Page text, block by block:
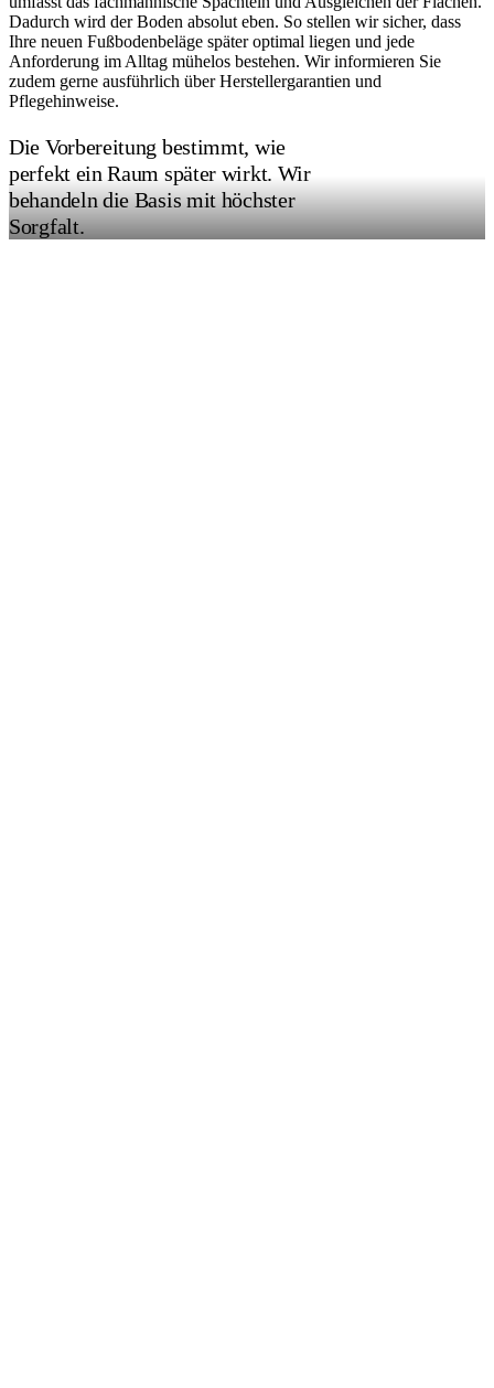
Dadurch wird der Boden absolut eben. So stellen wir sicher, dass
Ihre neuen Fußbodenbeläge später optimal liegen und jede
Anforderung im Alltag mühelos bestehen. Wir informieren Sie
zudem gerne ausführlich über Herstellergarantien und
Pflegehinweise.
Die Vorbereitung bestimmt, wie
perfekt ein Raum später wirkt. Wir
behandeln die Basis mit höchster
Sorgfalt.